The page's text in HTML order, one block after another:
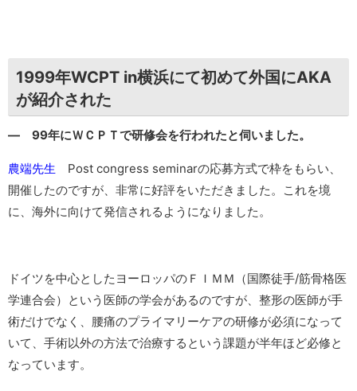
1999年WCPT in横浜にて初めて外国にAKA
が紹介された
― 99年にＷＣＰＴで研修会を行われたと伺いました。
農端先生 Post congress seminarの応募方式で枠をもらい、
開催したのですが、非常に好評をいただきました。これを境
に、海外に向けて発信されるようになりました。
ドイツを中心としたヨーロッパのＦＩＭＭ（国際徒手/筋骨格医
学連合会）という医師の学会があるのですが、整形の医師が手
術だけでなく、腰痛のプライマリーケアの研修が必須になって
いて、手術以外の方法で治療するという課題が半年ほど必修と
なっています。